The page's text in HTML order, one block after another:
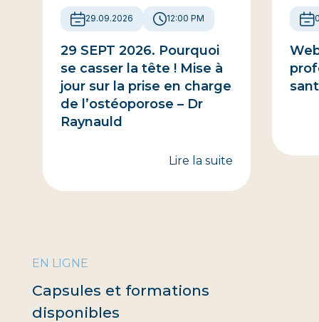
29.09.2026 12:00 PM
29 SEPT 2026. Pourquoi
se casser la tête ! Mise à
jour sur la prise en charge
de l’ostéoporose – Dr
Raynauld
Lire la suite
EN LIGNE
Capsules et formations
disponibles